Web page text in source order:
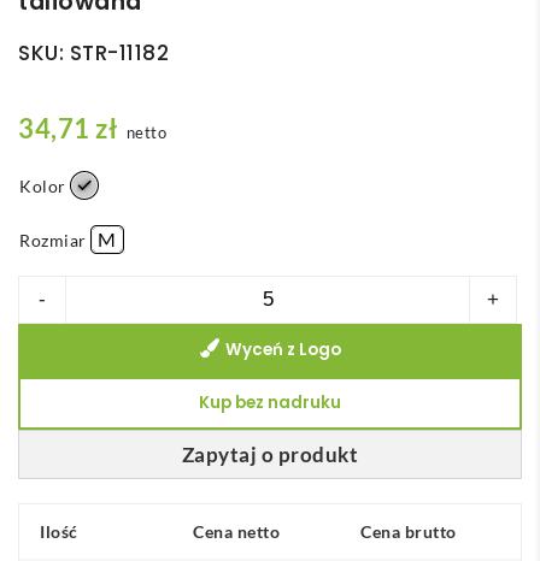
SKU: STR-11182
34,71 zł netto
Kolor
Rozmiar M
-
THC
bluza
+
Zapytaj o produkt
Wyceń z Logo
Kup bez nadruku
Ilość Cena netto Cena brutto